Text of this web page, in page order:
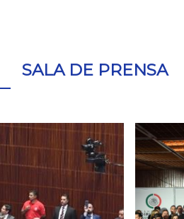
SALA DE PRENSA